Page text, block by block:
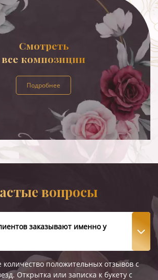
Смотреть
все композиции
Подробнее
вопросы
заказывают именно у
положительных отзывов с
Открытка или записка к букету с